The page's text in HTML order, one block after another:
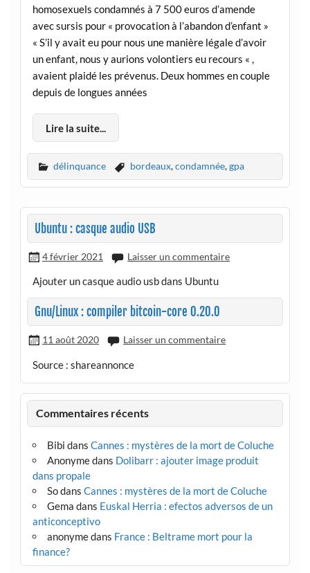
homosexuels condamnés à 7 500 euros d’amende
avec sursis pour « provocation à l’abandon d’enfant »
« S’il y avait eu pour nous une manière légale d’avoir
un enfant, nous y aurions volontiers eu recours « ,
avaient plaidé les prévenus. Deux hommes en couple
depuis de longues années
Lire la suite...
délinquance bordeaux,condamnée,gpa
Ubuntu : casque audio USB
4 février 2021 Laisser un commentaire
Ajouter un casque audio usb dans Ubuntu
Gnu/Linux : compiler bitcoin-core 0.20.0
11 août 2020 Laisser un commentaire
Source : shareannonce
Commentaires récents
Bibi dans Cannes : mystères de la mort de Coluche
Anonymedans Dolibarr : ajouter image produit
dans propale
Sodans Cannes : mystères de la mort de Coluche
Gema dans Euskal Herria : efectos adversos de un
anticonceptivo
anonymedans France : Beltrame mort pour la
finance?